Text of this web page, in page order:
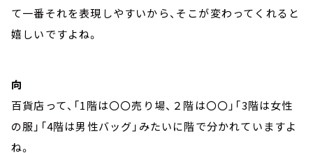
て一番それを表現しやすいから、そこが変わってくれると
嬉しいですよね。
向
百貨店って、「1階は〇〇売り場、２階は〇〇」「3階は女性
の服」「4階は男性バッグ」みたいに階で分かれていますよ
ね。